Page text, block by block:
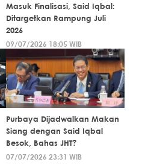
Masuk Finalisasi, Said Iqbal:
Ditargetkan Rampung Juli
2026
09/07/2026 18:05 WIB
Purbaya Dijadwalkan Makan
Siang dengan Said Iqbal
Besok, Bahas JHT?
07/07/2026 23:31 WIB